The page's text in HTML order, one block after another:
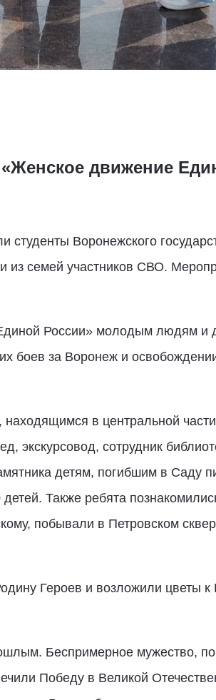
движение
студенты Воронежского
семей участников СВО.
России» молодым людям и
боев за Воронеж и
в центральной
экскурсовод, сотрудник
детям, погибшим в Саду
Также ребята
побывали в Петровском
Героев и возложили цветы
Беспримерное мужество,
Победу в Великой